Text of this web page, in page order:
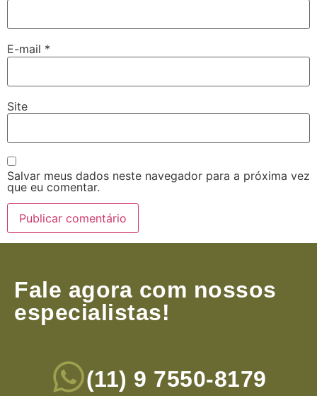
E-mail *
Site
Salvar meus dados neste navegador para a próxima vez
que eu comentar.
Fale agora com nossos
especialistas!
(11) 9 7550-8179